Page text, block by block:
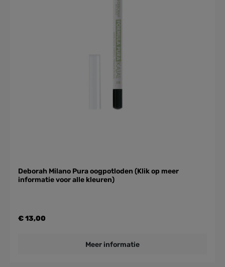
Deborah Milano Pura oogpotloden (Klik op meer
informatie voor alle kleuren)
€ 13,00
Meer informatie